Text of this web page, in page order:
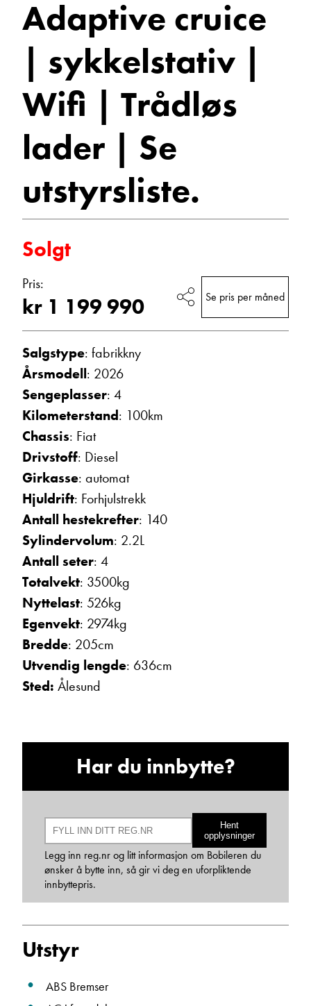
Wifi
Trådløs
lader
Se
utstyrsliste.
2026
Bobiler
Vis epost
Ann Kristin Hattrem
Ta kontakt
Lurer du på noe? Spør!
Sted
E-post
Navn
Beskrivelse
Denne siden er beskyttet av reCAPTCHA og Google
PersonvernerklæringogVilkår for bruker gjeldende.
Ta kontakt
Adaptive cruice
| sykkelstativ |
Wifi | Trådløs
lader | Se
utstyrsliste.
Solgt
Pris:
kr 1 199 990 Se pris per måned
Salgstype: fabrikkny
Årsmodell: 2026
Sengeplasser: 4
Kilometerstand: 100km
Chassis: Fiat
Drivstoff: Diesel
Girkasse: automat
Hjuldrift: Forhjulstrekk
Antall hestekrefter: 140
Sylindervolum: 2.2L
Antall seter: 4
Totalvekt: 3500kg
Nyttelast: 526kg
Egenvekt: 2974kg
Bredde: 205cm
Utvendig lengde: 636cm
Sted: Ålesund
Har du innbytte?
Hent
opplysninger
Legg inn reg.nr og litt informasjon om Bobileren du
ønsker å bytte inn, så gir vi deg en uforpliktende
innbyttepris.
Utstyr
ABS Bremser